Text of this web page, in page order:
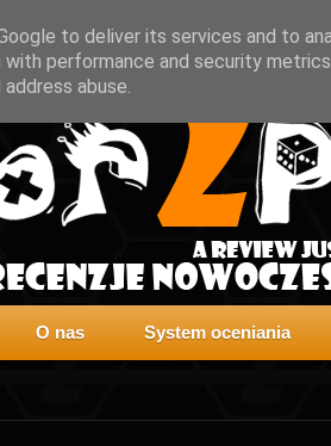
O nas System oceniania
to deliver its services and to
with performance and security
abuse.